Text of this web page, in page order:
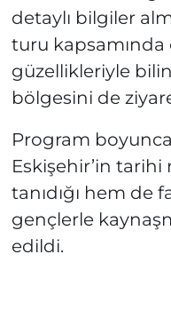
detaylı bilgiler
turu
güzellikleriyle
bölgesini de
Program
Eskişehir’in tarihi
tanıdığı hem de
gençlerle
edildi.